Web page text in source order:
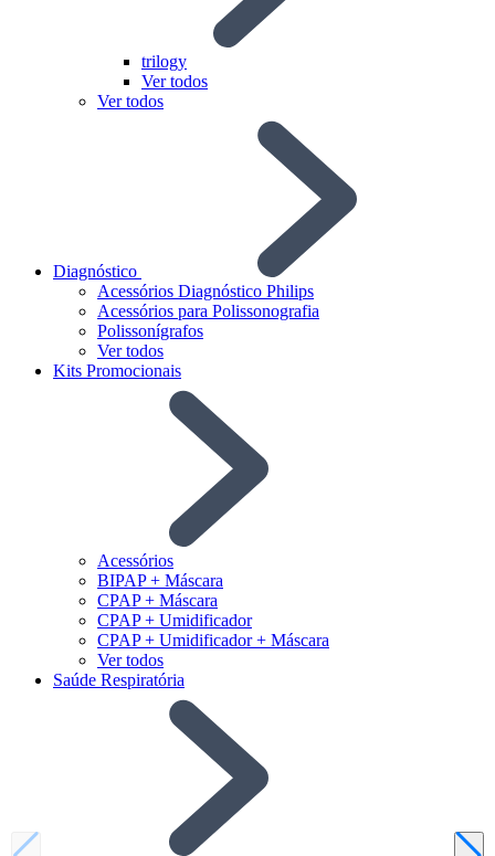
trilogy
Ver todos
Ver todos
Diagnóstico
Acessórios Diagnóstico Philips
Acessórios para Polissonografia
Polissonígrafos
Ver todos
Kits Promocionais
Acessórios
BIPAP + Máscara
CPAP + Máscara
CPAP + Umidificador
CPAP + Umidificador + Máscara
Ver todos
Saúde Respiratória